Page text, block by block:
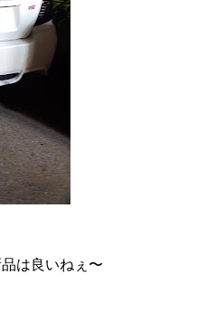
は良いねぇ〜